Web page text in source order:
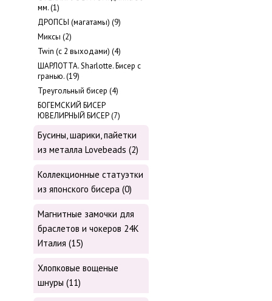
мм. (1)
ДРОПСЫ (магатамы) (9)
Миксы (2)
Twin (с 2 выходами) (4)
ШАРЛОТТА. Sharlotte. Бисер с
гранью. (19)
Треугольный бисер (4)
БОГЕМСКИЙ БИСЕР
ЮВЕЛИРНЫЙ БИСЕР (7)
Бусины, шарики, пайетки
из металла Lovebeads (2)
Коллекционные статуэтки
из японского бисера (0)
Магнитные замочки для
браслетов и чокеров 24К
Италия (15)
Хлопковые вощеные
шнуры (11)